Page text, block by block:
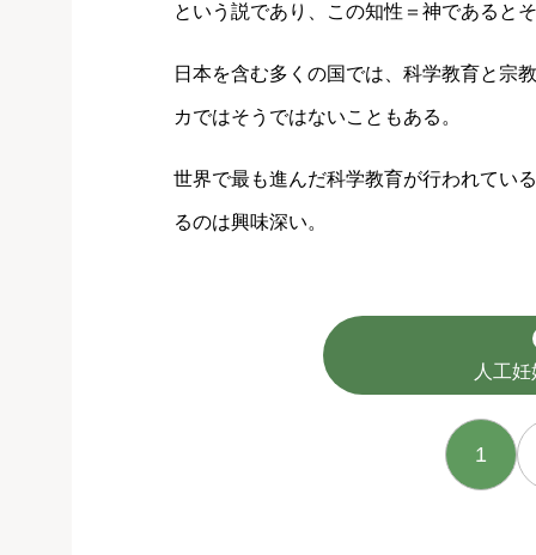
という説であり、この知性＝神であると
日本を含む多くの国では、科学教育と宗
カではそうではないこともある。
世界で最も進んだ科学教育が行われてい
るのは興味深い。
人工
1